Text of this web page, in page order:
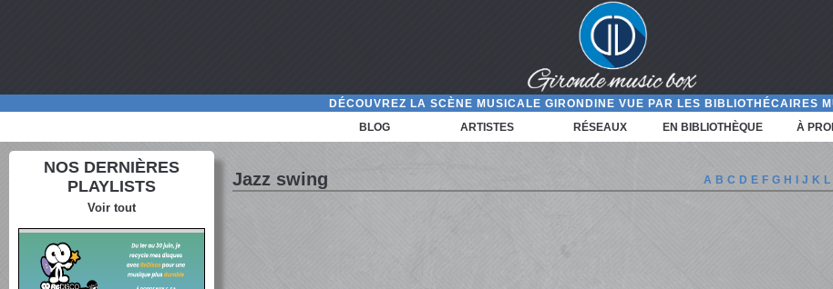
DÉCOUVREZ LA SCÈNE MUSICALE GIRONDINE VUE PAR LES BIBLIOTHÉCAIRES
BLOG
ARTISTES RÉSEAUX EN BIBLIOTHÈQUE À
NOS DERNIÈRES
PLAYLISTS
Voir tout
Jazz swing A B C D E F G H I J K L